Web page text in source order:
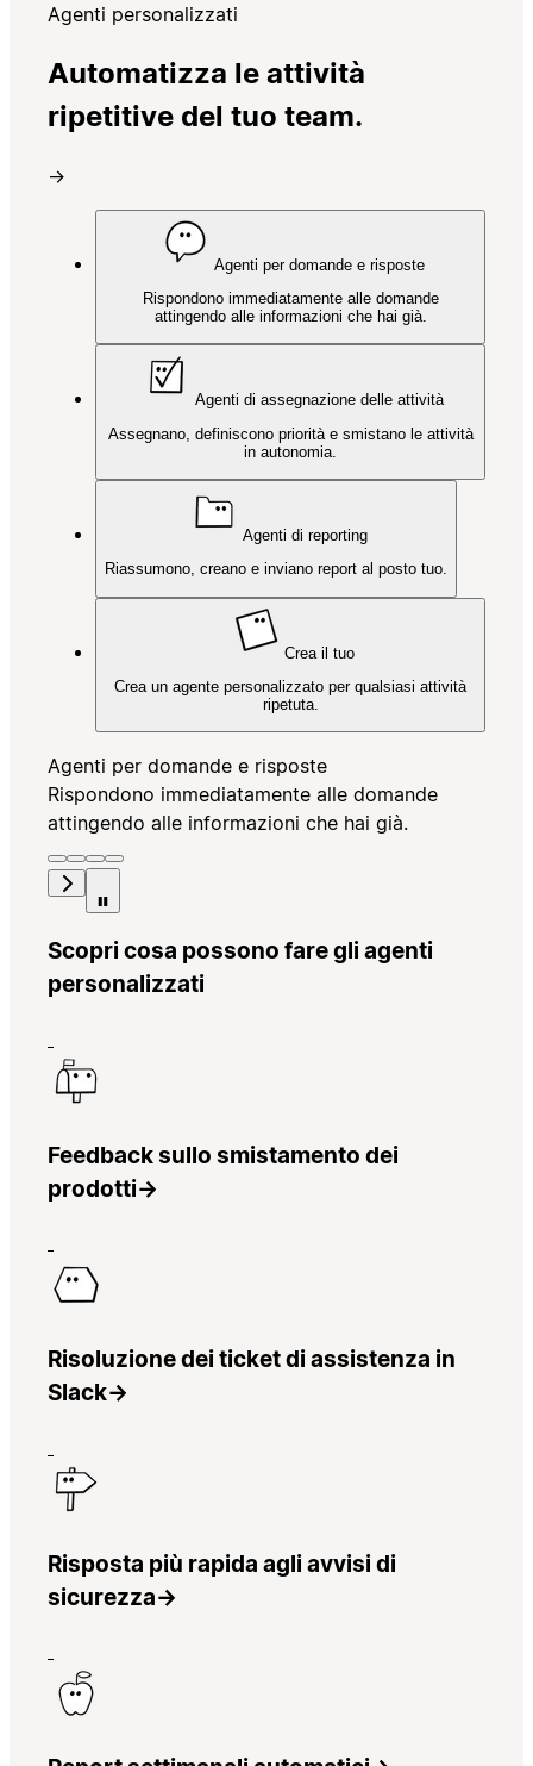
Agenti personalizzati
Automatizza le attività
ripetitive del tuo team.
→
Agenti per domande e risposte
Rispondono immediatamente alle domande
attingendo alle informazioni che hai già.
Agenti di assegnazione delle attività
Assegnano, definiscono priorità e smistano le attività
in autonomia.
Agenti di reporting
Riassumono, creano e inviano report al posto tuo.
Crea il tuo
Crea un agente personalizzato per qualsiasi attività
ripetuta.
Agenti per domande e risposte
Rispondono immediatamente alle domande
attingendo alle informazioni che hai già.
Scopri cosa possono fare gli agenti
personalizzati
Feedback sullo smistamento dei
prodotti→
Risoluzione dei ticket di assistenza in
Slack→
Risposta più rapida agli avvisi di
sicurezza→